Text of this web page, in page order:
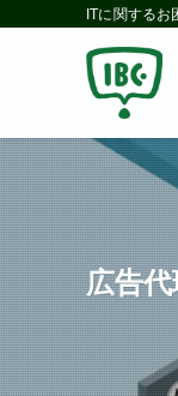
ITに関するお
広告